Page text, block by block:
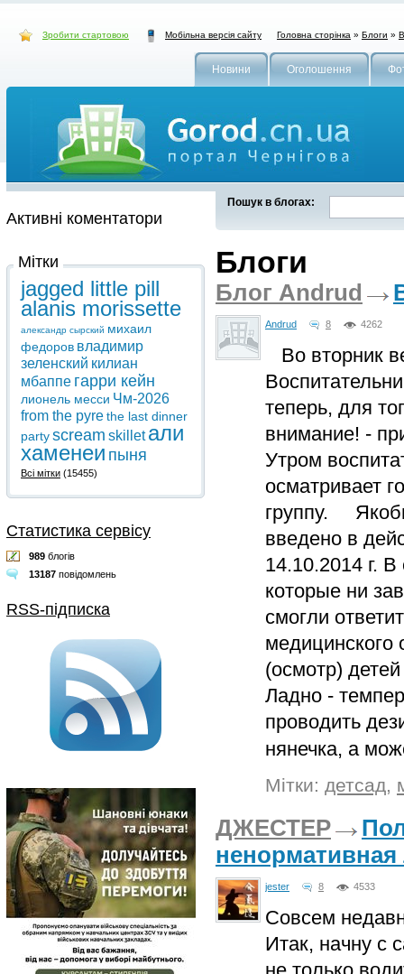
Зробити стартовою Мобільна версія сайту Головна сторінка » Блоги »
Новини Оголошення
Пошук в блогах:
Блоги
Блог Andrud
Andrud 8 4262
Во вторник
теперь, для
внимание! -
Утром
осматривает
группу.
введено в
14.10.2014 г.
которые ни
смогли
медицинского
(осмотр)
Ладно -
проводить
нянечка, а
Мітки: детсад,
ДЖЕСТЕР
ненормативная
jester 8 4533
Совсем
Итак, начну с
Активні коментатори
Мітки
jagged little pill
alanis morissette
александр сырский михаил
федоров владимир
зеленский килиан
мбаппе гарри кейн
лионель месси Чм-2026
from the pyrethe last dinner
partyscream skillet али
хаменеи пыня
Всі мітки (15455)
Статистика сервісу
989 блогів
13187 повідомлень
RSS-підписка